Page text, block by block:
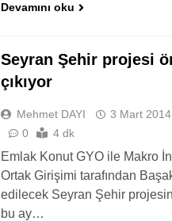
Devamını oku
Seyran Şehir projesi
çıkıyor
Mehmet DAYI 3 Mart 2014
0
4 dk
Emlak Konut GYO ile Makro
Ortak Girişimi tarafından
edilecek Seyran Şehir
bu ay…